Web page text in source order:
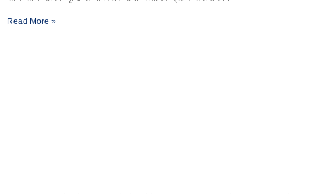
Read More »